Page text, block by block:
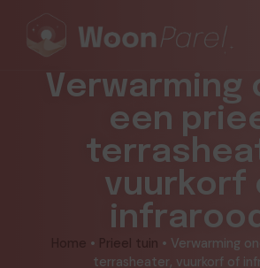
Verwarming
een
vuurkorf
Home • Prieel tuin • Verwarming
terrasheater, vuurkorf of